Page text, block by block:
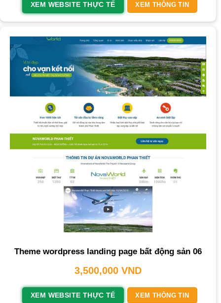
XEM WEBSITE THỰC TẾ XEM THÔNG TIN
Theme wordpress landing page bất động sản 06
3,500,000 VND
XEM WEBSITE THỰC TẾ XEM THÔNG TIN